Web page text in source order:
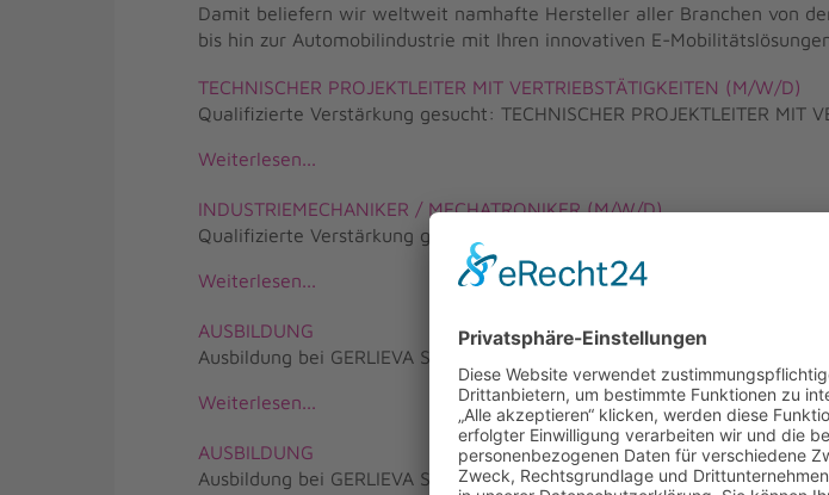
Damit beliefern wir weltweit namhafte Hersteller aller Branchen von
bis hin zur Automobilindustrie mit Ihren innovativen E-
TECHNISCHER PROJEKTLEITER MIT VERTRIEBSTÄTIGKEITEN (M/W/D)
Qualifizierte Verstärkung gesucht: TECHNISCHER PROJEKTLEITER MIT
Weiterlesen...
INDUSTRIEMECHANIKER / MECHATRONIKER (M/W/D)
Qualifizierte Verstärkung gesucht: INDUSTRIEMECHANIKER /
Weiterlesen...
AUSBILDUNG
Ausbildung bei GERLIEVA Sprühtechnik GmbH zum
Weiterlesen...
AUSBILDUNG
Ausbildung bei GERLIEVA Sprühtechnik GmbH zum ELEKTRONIKER FÜR